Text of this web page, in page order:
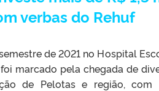
verbas do Rehuf
de 2021 no Hospital
foi marcado pela chegada de
de Pelotas e região, com